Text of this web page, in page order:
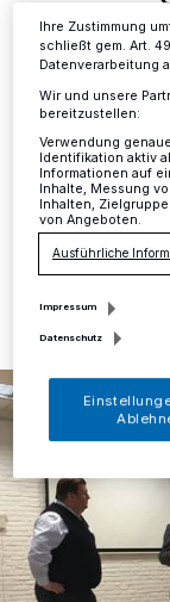
Mettmann·
Gastgeber
Tetronik
Unternehmer
betonten die
Mettmann
30.09.2018 ,
Ihre Zustimmung
schließt gem. Art.
Datenverarbeitung
Wir und unsere
bereitzustellen:
Verwendung
Identifikation aktiv
Informationen auf
Inhalte, Messung
Inhalten,
von Angeboten.
Ausführliche
Impressum
Datenschutz